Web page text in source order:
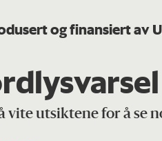
og finansiert av
vite utsiktene for å se